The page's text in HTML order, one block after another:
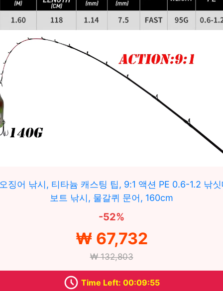
징어 낚시, 티타늄 캐스팅 팁, 9:1 액션 PE 0.6-1.2 낚
보트 낚시, 물갈퀴 문어, 160cm
-52%
₩ 67,732
₩ 132,803
Time Left: 00:09:54